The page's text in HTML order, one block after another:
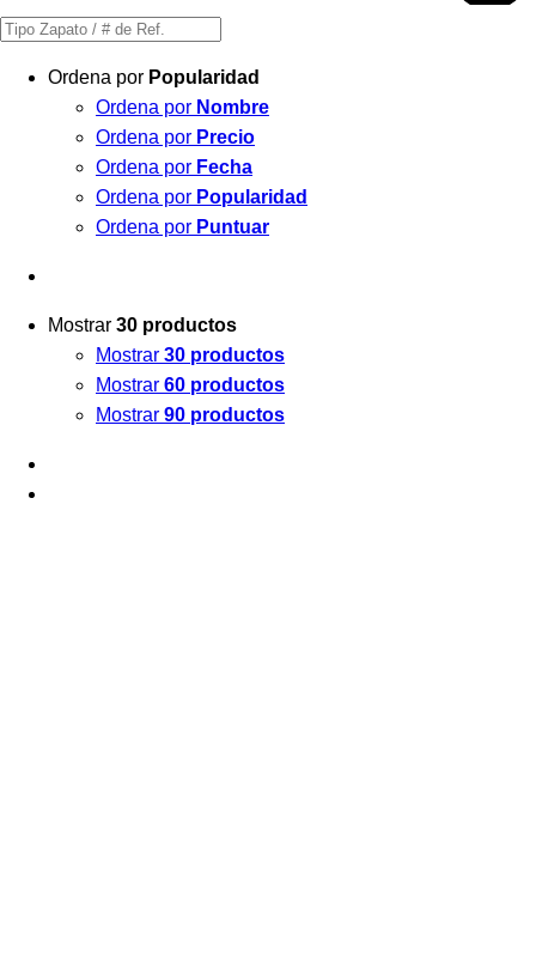
Búsqueda
productosOrdena por Popularidad
Ordena por Nombre
Ordena por Precio
Ordena por Fecha
Ordena por Popularidad
Ordena por Puntuar
Mostrar 30 productos
Mostrar 30 productos
Mostrar 60 productos
Mostrar 90 productos